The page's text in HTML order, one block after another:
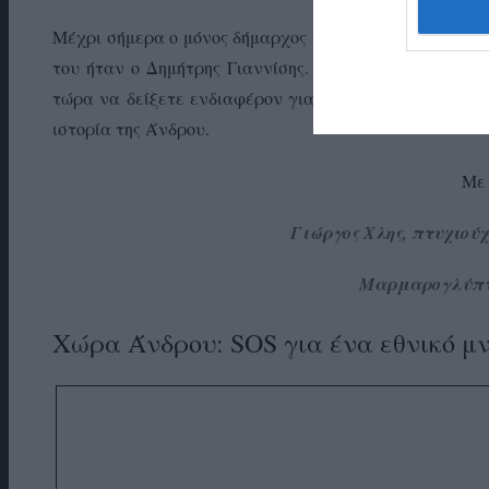
Μέχρι σήμερα ο μόνος δήμαρχος που έδειξε
του ήταν ο Δημήτρης Γιαννίσης. Μετά από αυτόν
τώρα να δείξετε ενδιαφέρον για ένα τόσο ευαίσθητο
ιστορία της Άνδρου.
Με
Γιώργος Χλης,
Χώρα Άνδρου: SOS για ένα εθνικό